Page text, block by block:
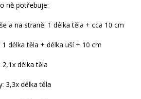
ně potřebuje:
straně: 1 délka těla + cca 10 cm
těla + délka uší + 10 cm
délka těla
délka těla